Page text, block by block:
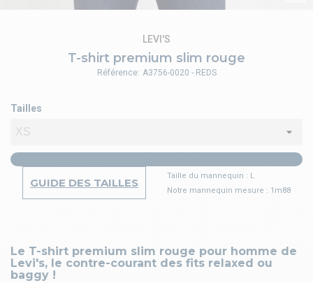
T-shirt premium slim rouge
LEVI'S
Le T-shirt premium slim rouge pour homme de
Levi's, le contre-courant des fits relaxed ou
baggy !
Tailles
GUIDE DES TAILLES
Taille du mannequin : L
Notre mannequin mesure : 1m88
Référence: A3756-0020 - REDS